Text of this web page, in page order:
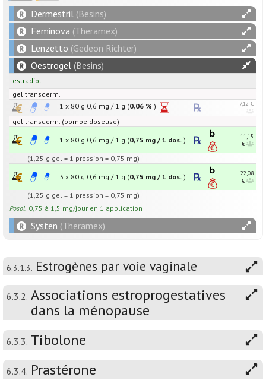
Dermestril (Besins)
Feminova (Theramex)
Lenzetto (Gedeon Richter)
Oestrogel (Besins)
estradiol
gel transderm.
1 x 80 g 0,6 mg / 1 g (0,06 % ) 7,12 €
gel transderm. (pompe doseuse)
1 x 80 g 0,6 mg / 1 g (0,75 mg / 1 dos. )
11,15
€
(1,25 g gel = 1 pression = 0,75 mg)
3 x 80 g 0,6 mg / 1 g (0,75 mg / 1 dos. )
22,08
€
(1,25 g gel = 1 pression = 0,75 mg)
Posol. 0,75 à 1,5 mg/jour en 1 application
Systen (Theramex)
6.3.1.3. Estrogènes par voie vaginale
6.3.2. Associations estroprogestatives
dans la ménopause
6.3.3. Tibolone
6.3.4. Prastérone